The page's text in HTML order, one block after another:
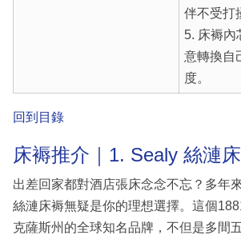
伴不受打
5. 床褥內
意轉換自
度。
回到目錄
床褥推介｜1. Sealy 絲漣
出差回家都對酒店張床念念不忘？多年
絲漣床褥無疑是你的理想選擇。這個
克薩斯州的全球知名品牌，不但是多間